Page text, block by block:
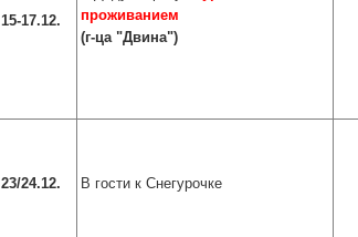
15-17.12.
проживанием
(г-ца "Двина")
23/24.12. В гости к Снегурочке